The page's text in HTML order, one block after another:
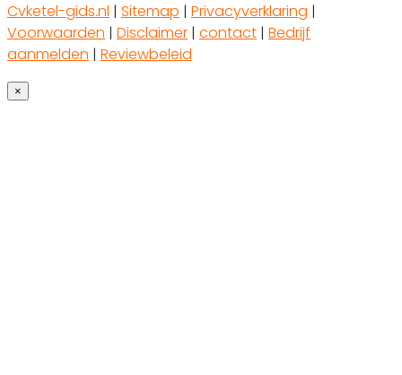
Cvketel-gids.nl | Sitemap | Privacyverklaring |
Voorwaarden | Disclaimer | contact | Bedrijf
aanmelden | Reviewbeleid
×